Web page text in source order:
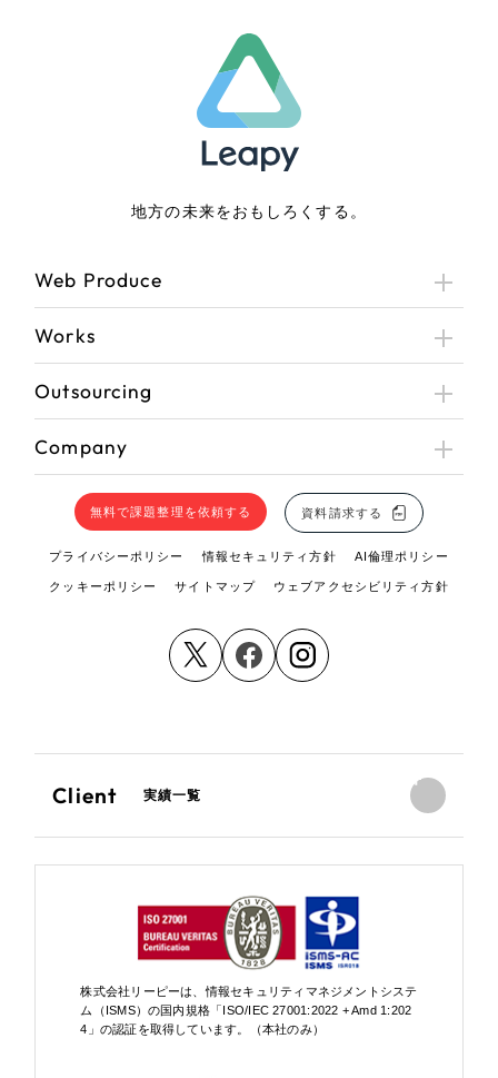
地方の未来をおもしろくする。
Web Produce
Works
Outsourcing
Company
無料で課題整理を依頼する 資料請求する
プライバシーポリシー 情報セキュリティ方針 AI倫理ポリシー
クッキーポリシー サイトマップ ウェブアクセシビリティ方針
Client 実績一覧
株式会社リーピーは、情報セキュリティマネジメントシステ
ム（ISMS）の国内規格「ISO/IEC 27001:2022 + Amd 1:202
4」の認証を取得しています。（本社のみ）